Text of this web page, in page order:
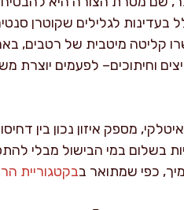
בעדינות לגלילים שקוטרן
קליטה מיטבית של רטבים,
וחיתוכים– לפעמים
מספק איזון נכון בין
במי הבישול מבלי
כפי שמתואר בבקטגוריית